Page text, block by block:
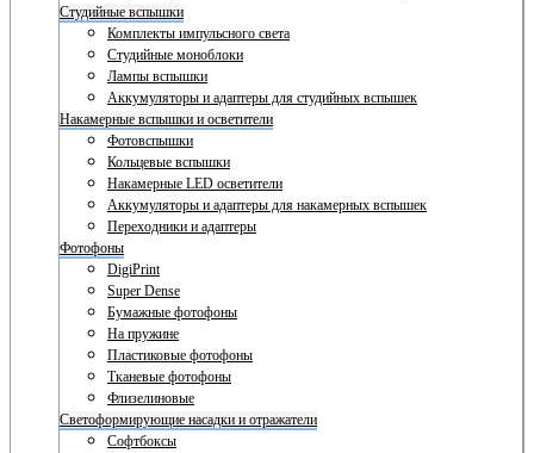
Студийные вспышки
Комплекты импульсного света
Студийные моноблоки
Лампы вспышки
Аккумуляторы и адаптеры для студийных вспышек
Накамерные вспышки и осветители
Фотовспышки
Кольцевые вспышки
Накамерные LED осветители
Аккумуляторы и адаптеры для накамерных вспышек
Переходники и адаптеры
Фотофоны
DigiPrint
Super Dense
Бумажные фотофоны
На пружине
Пластиковые фотофоны
Тканевые фотофоны
Флизелиновые
Светоформирующие насадки и отражатели
Софтбоксы